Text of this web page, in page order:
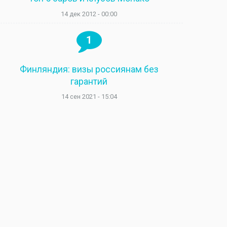
14 дек 2012 - 00:00
1
Финляндия: визы россиянам без
гарантий
14 сен 2021 - 15:04